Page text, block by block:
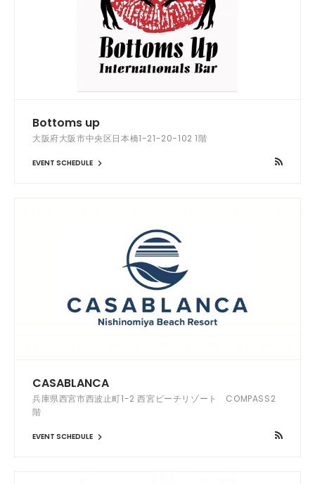
Bottoms up
大阪府大阪市中央区日本橋1-21-20-102 1階
EVENT SCHEDULE
CASABLANCA
兵庫県西宮市西波止町1-2 西宮ビーチリゾート COMPASS2
階
EVENT SCHEDULE